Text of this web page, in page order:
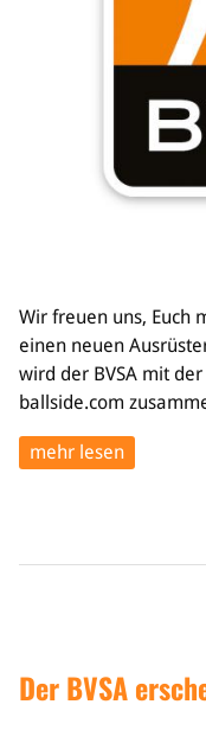
Wir freuen uns, Euch
einen neuen
wird der BVSA mit
ballside.com
mehr lesen
Der BVSA